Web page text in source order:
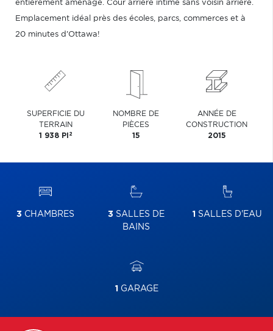
entièrement aménagé. Cour arrière intime sans voisin arrière.
Emplacement idéal près des écoles, parcs, commerces et à
20 minutes d'Ottawa!
SUPERFICIE DU
TERRAIN
1 938 PI 2
NOMBRE DE
PIÈCES
15
ANNÉE DE
CONSTRUCTION
2015
3 CHAMBRES 3 SALLES DE
BAINS
1 SALLES D'EAU
1 GARAGE